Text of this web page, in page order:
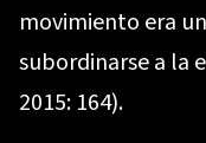
movimiento era
subordinarse a la
2015: 164).